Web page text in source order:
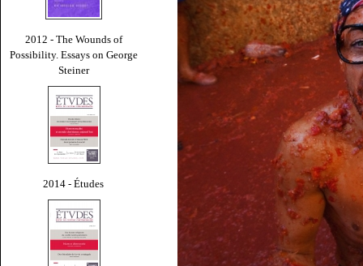
2012 - The Wounds of
Possibility. Essays on George
Steiner
2014 - Études